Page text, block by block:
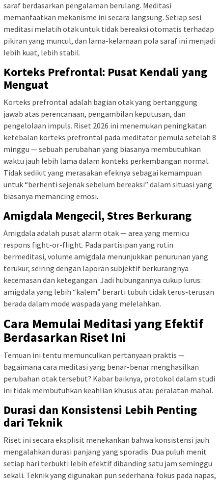
saraf berdasarkan pengalaman berulang. Meditasi
memanfaatkan mekanisme ini secara langsung. Setiap sesi
meditasi melatih otak untuk tidak bereaksi otomatis terhadap
pikiran yang muncul, dan lama-kelamaan pola saraf ini menjadi
lebih kuat, lebih stabil.
Korteks Prefrontal: Pusat Kendali yang
Menguat
Korteks prefrontal adalah bagian otak yang bertanggung
jawab atas perencanaan, pengambilan keputusan, dan
pengelolaan impuls. Riset 2026 ini menemukan peningkatan
ketebalan korteks prefrontal pada meditator pemula setelah 8
minggu — sebuah perubahan yang biasanya membutuhkan
waktu jauh lebih lama dalam konteks perkembangan normal.
Tidak sedikit yang merasakan efeknya sebagai kemampuan
untuk “berhenti sejenak sebelum bereaksi” dalam situasi yang
biasanya memancing emosi.
Amigdala Mengecil, Stres Berkurang
Amigdala adalah pusat alarm otak — area yang memicu
respons fight-or-flight. Pada partisipan yang rutin
bermeditasi, volume amigdala menunjukkan penurunan yang
terukur, seiring dengan laporan subjektif berkurangnya
kecemasan dan ketegangan. Jadi hubungannya cukup lurus:
amigdala yang lebih “kalem” berarti tubuh tidak terus-terusan
berada dalam mode waspada yang melelahkan.
Cara Memulai Meditasi yang Efektif
Berdasarkan Riset Ini
Temuan ini tentu memunculkan pertanyaan praktis —
bagaimana cara meditasi yang benar-benar menghasilkan
perubahan otak tersebut? Kabar baiknya, protokol dalam studi
ini tidak membutuhkan keahlian khusus atau peralatan mahal.
Durasi dan Konsistensi Lebih Penting
dari Teknik
Riset ini secara eksplisit menekankan bahwa konsistensi jauh
mengalahkan durasi panjang yang sporadis. Dua puluh menit
setiap hari terbukti lebih efektif dibanding satu jam seminggu
sekali. Teknik yang digunakan pun sederhana: fokus pada napas,